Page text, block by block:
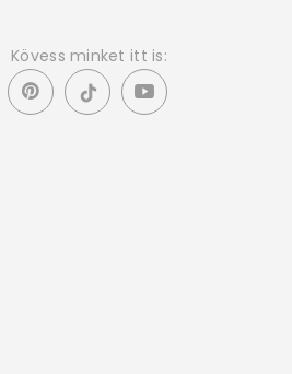
Kövess minket itt is: